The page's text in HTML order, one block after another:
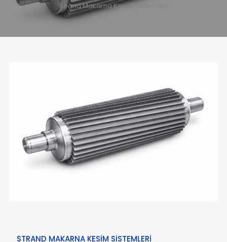
Strand Makarna Kesim Sistemleri
STRAND MAKARNA KESIM SISTEMLERI